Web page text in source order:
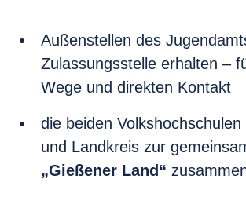
Außenstellen des
Zulassungsstelle erhalten –
Wege und direkten Kontakt
die beiden
und Landkreis zur
„Gießener Land“